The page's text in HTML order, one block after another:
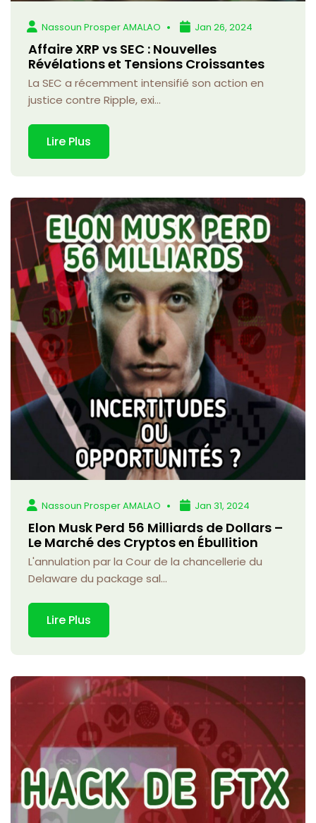
Nassoun Prosper AMALAO Jan 26, 2024
Affaire XRP vs SEC : Nouvelles
Révélations et Tensions Croissantes
La SEC a récemment intensifié son action en
justice contre Ripple, exi...
Lire Plus
Nassoun Prosper AMALAO Jan 31, 2024
Elon Musk Perd 56 Milliards de Dollars –
Le Marché des Cryptos en Ébullition
L'annulation par la Cour de la chancellerie du
Delaware du package sal...
Lire Plus